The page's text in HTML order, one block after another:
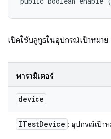
เปิดใช้บลูทูธในอุปกรณ์เป้าหมาย
พารามิเตอร์
device
ITestDevice : อุปกรณ์เป้าห